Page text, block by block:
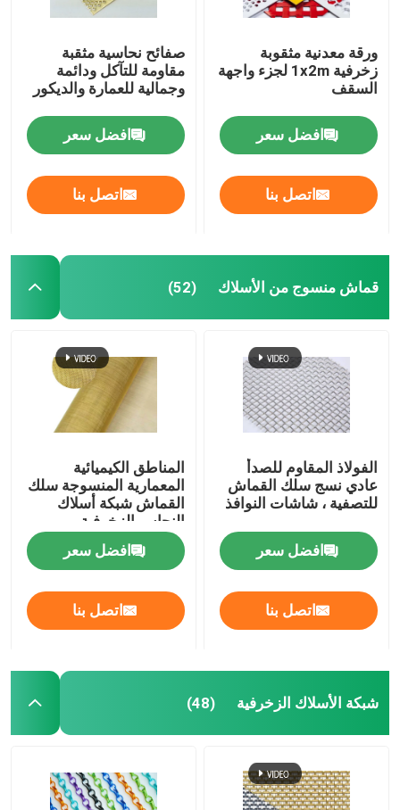
حصيرة السحب
الشبكة المقوية للأنابيب
ورقة معدنية مثقوبة
زخرفية 1x2m لجزء واجهة
السقف
افضل سعر
اتصل بنا
صفائح نحاسية مثقبة
مقاومة للتآكل ودائمة
وجمالية للعمارة والديكور
افضل سعر
اتصل بنا
قماش منسوج من الأسلاك (52)
الفولاذ المقاوم للصدأ
عادي نسج سلك القماش
للتصفية ، شاشات النوافذ
افضل سعر
اتصل بنا
المناطق الكيميائية
المعمارية المنسوجة سلك
القماش شبكة أسلاك
النحاس الزخرفية
افضل سعر
اتصل بنا
شبكة الأسلاك الزخرفية (48)